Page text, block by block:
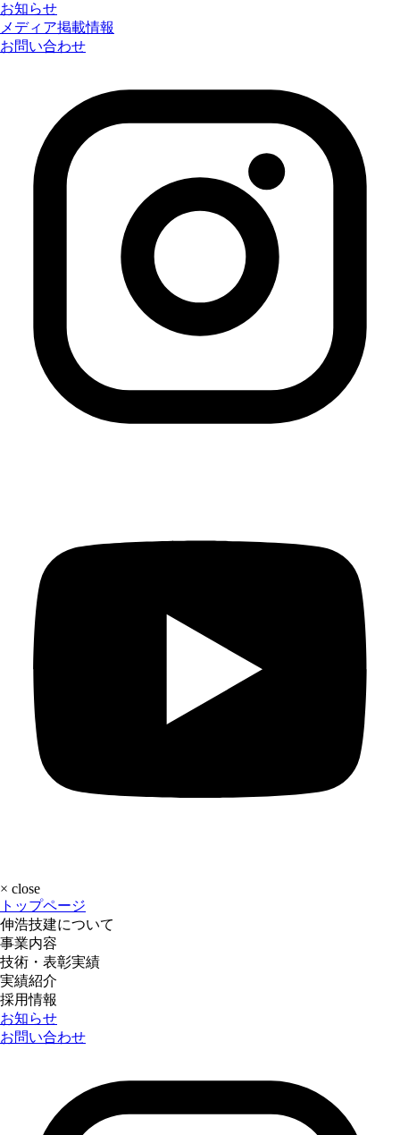
お知らせ
メディア掲載情報
お問い合わせ
× close
トップページ
伸浩技建について
事業内容
技術・表彰実績
実績紹介
採用情報
お知らせ
お問い合わせ